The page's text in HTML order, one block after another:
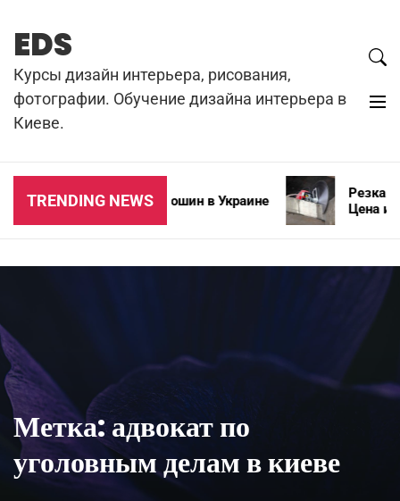
content
EDS
Курсы дизайн интерьера, рисования,
фотографии. Обучение дизайна интерьера в
Киеве.
TRENDING NEWS
Типы зимних автошин в Украине
Резка
Цена и
Метка:адвокат по
уголовным делам в киеве